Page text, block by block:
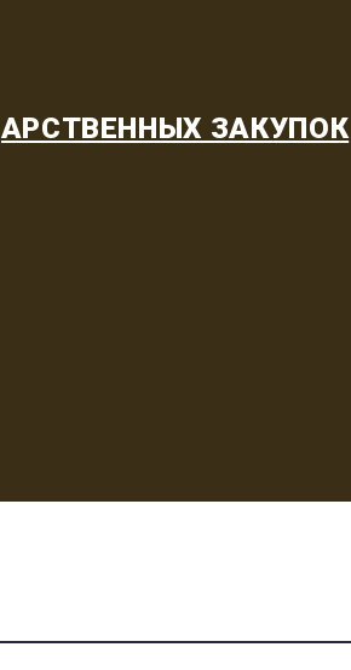
ЗАКУПОК